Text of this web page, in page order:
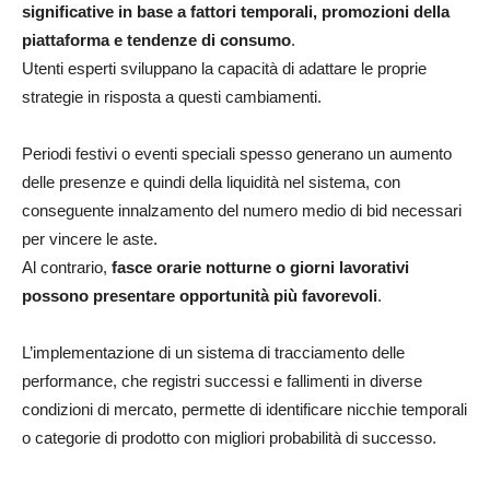
significative in base a fattori temporali, promozioni della
piattaforma e tendenze di consumo.
Utenti esperti sviluppano la capacità di adattare le proprie
strategie in risposta a questi cambiamenti.
Periodi festivi o eventi speciali spesso generano un aumento
delle presenze e quindi della liquidità nel sistema, con
conseguente innalzamento del numero medio di bid necessari
per vincere le aste.
Al contrario, fasce orarie notturne o giorni lavorativi
possono presentare opportunità più favorevoli.
L’implementazione di un sistema di tracciamento delle
performance, che registri successi e fallimenti in diverse
condizioni di mercato, permette di identificare nicchie temporali
o categorie di prodotto con migliori probabilità di successo.